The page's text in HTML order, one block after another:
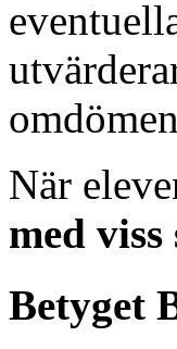
När
med
Betyget